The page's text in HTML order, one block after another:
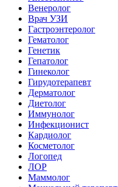
Венеролог
Врач УЗИ
Гастроэнтеролог
Гематолог
Генетик
Гепатолог
Гинеколог
Гирудотерапевт
Дерматолог
Диетолог
Иммунолог
Инфекционист
Кардиолог
Косметолог
Логопед
ЛОР
Маммолог